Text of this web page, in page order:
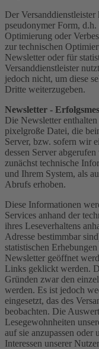
Der
pseudonymer Form,
Optimierung oder
zur technischen
Newsletter oder für
Versanddienstleister
jedoch nicht, um diese
Dritte weiterzugeben.
Newsletter -
Die Newsletter
pixelgroße Datei, die
Server, bzw. sofern wir
dessen Server
zunächst technische
und Ihrem System, als
Abrufs erhoben.
Diese Informationen
Services anhand der
ihres Leseverhaltens
Adresse bestimmbar
statistischen
Newsletter geöffnet
Links geklickt werden.
Gründen zwar den
werden. Es ist jedoch
eingesetzt, das des
beobachten. Die
Lesegewohnheiten
auf sie anzupassen oder
Interessen unserer